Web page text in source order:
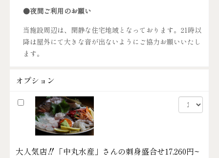
●夜間ご利用のお願い
当施設周辺は、閑静な住宅地域となっております。21時以
降は屋外にて大きな音が出ないようにご協力お願いいたし
ます。
オプション
大人気店‼「中丸水産」さんの刺身盛合せ17,260円~